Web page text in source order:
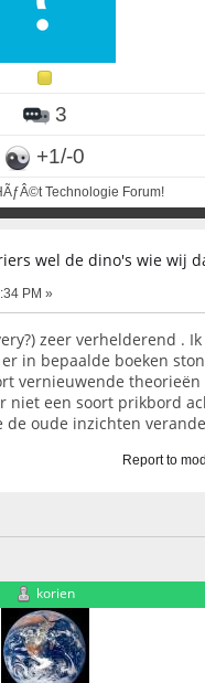
3
+1/-0
Technologie Forum!
wel de dino's wie wij
PM »
zeer verhelderend .
in bepaalde boeken
vernieuwende
niet een soort prikbord
oude inzichten
Report to
korien